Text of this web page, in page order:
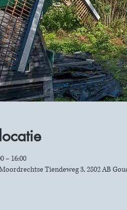
– 16:00
Tiendeweg 3, 2802 AB